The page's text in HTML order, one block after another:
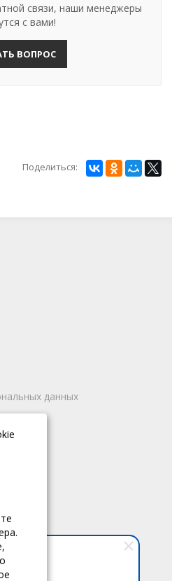
связи, наши менеджеры
с вами!
ВОПРОС
Поделиться:
данных